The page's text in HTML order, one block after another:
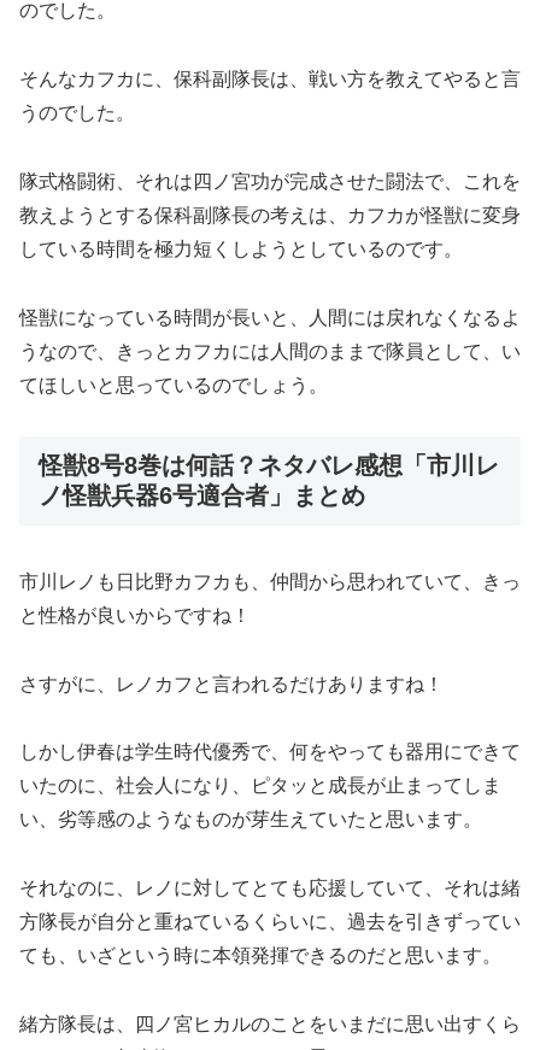
のでした。
そんなカフカに、保科副隊長は、戦い方を教えてやると言
うのでした。
隊式格闘術、それは四ノ宮功が完成させた闘法で、これを
教えようとする保科副隊長の考えは、カフカが怪獣に変身
している時間を極力短くしようとしているのです。
怪獣になっている時間が長いと、人間には戻れなくなるよ
うなので、きっとカフカには人間のままで隊員として、い
てほしいと思っているのでしょう。
怪獣8号8巻は何話？ネタバレ感想「市川レ
ノ怪獣兵器6号適合者」まとめ
市川レノも日比野カフカも、仲間から思われていて、きっ
と性格が良いからですね！
さすがに、レノカフと言われるだけありますね！
しかし伊春は学生時代優秀で、何をやっても器用にできて
いたのに、社会人になり、ピタッと成長が止まってしま
い、劣等感のようなものが芽生えていたと思います。
それなのに、レノに対してとても応援していて、それは緒
方隊長が自分と重ねているくらいに、過去を引きずってい
ても、いざという時に本領発揮できるのだと思います。
緒方隊長は、四ノ宮ヒカルのことをいまだに思い出すくら